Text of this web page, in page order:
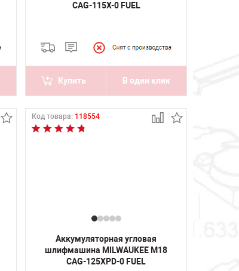
CAG-115X-0 FUEL
Купить В один клик
Код товара: 118554
Аккумуляторная угловая
шлифмашина MILWAUKEE M18
CAG-125XPD-0 FUEL